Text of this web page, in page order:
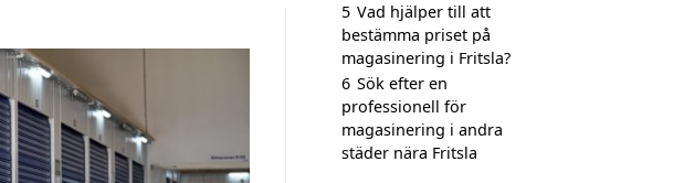
5 Vad hjälper till att
bestämma priset på
magasinering i Fritsla?
6 Sök efter en
professionell för
magasinering i andra
städer nära Fritsla